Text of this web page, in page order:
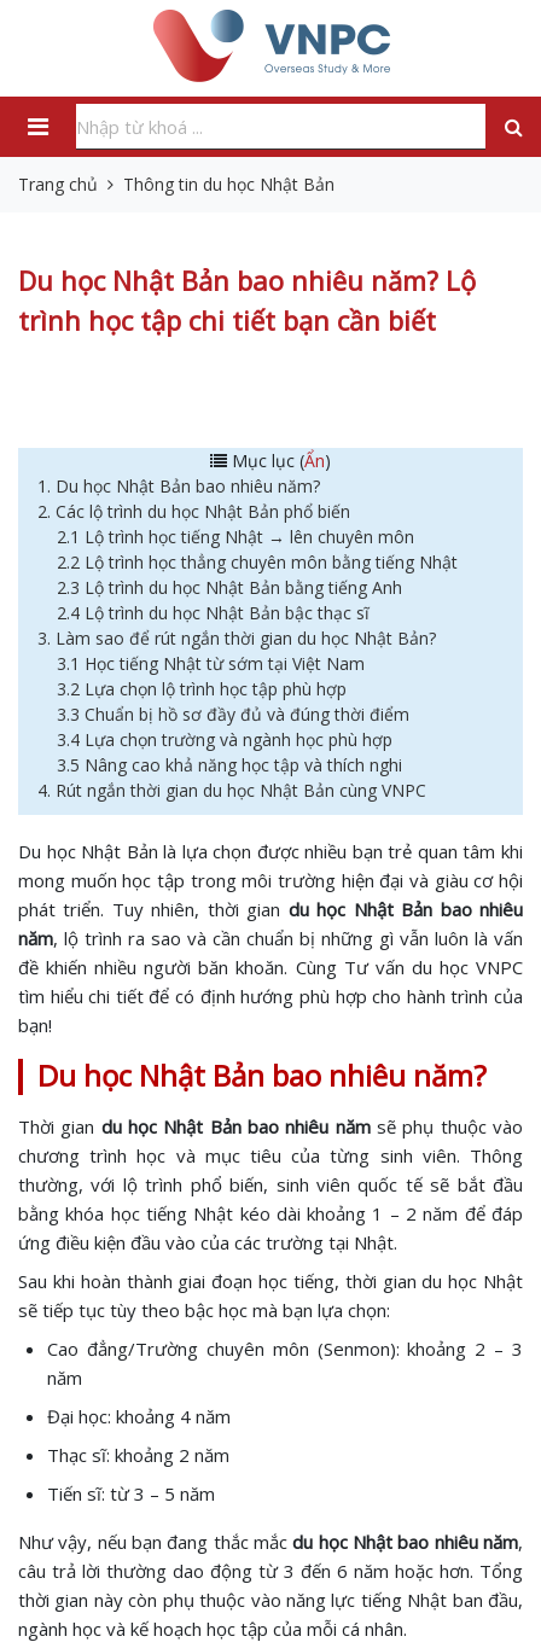
Trang chủ Thông tin du học Nhật Bản
Du học Nhật Bản bao nhiêu năm? Lộ
trình học tập chi tiết bạn cần biết
Mục lục (Ẩn)
1. Du học Nhật Bản bao nhiêu năm?
2. Các lộ trình du học Nhật Bản phổ biến
2.1 Lộ trình học tiếng Nhật → lên chuyên môn
2.2 Lộ trình học thẳng chuyên môn bằng tiếng Nhật
2.3 Lộ trình du học Nhật Bản bằng tiếng Anh
2.4 Lộ trình du học Nhật Bản bậc thạc sĩ
3. Làm sao để rút ngắn thời gian du học Nhật Bản?
3.1 Học tiếng Nhật từ sớm tại Việt Nam
3.2 Lựa chọn lộ trình học tập phù hợp
3.3 Chuẩn bị hồ sơ đầy đủ và đúng thời điểm
3.4 Lựa chọn trường và ngành học phù hợp
3.5 Nâng cao khả năng học tập và thích nghi
4. Rút ngắn thời gian du học Nhật Bản cùng VNPC
Du học Nhật Bản là lựa chọn được nhiều bạn trẻ quan tâm khi
mong muốn học tập trong môi trường hiện đại và giàu cơ hội
phát triển. Tuy nhiên, thời gian du học Nhật Bản bao nhiêu
năm, lộ trình ra sao và cần chuẩn bị những gì vẫn luôn là vấn
đề khiến nhiều người băn khoăn. Cùng Tư vấn du học VNPC
tìm hiểu chi tiết để có định hướng phù hợp cho hành trình của
bạn!
Du học Nhật Bản bao nhiêu năm?
Thời gian du học Nhật Bản bao nhiêu nămsẽ phụ thuộc vào
chương trình học và mục tiêu của từng sinh viên. Thông
thường, với lộ trình phổ biến, sinh viên quốc tế sẽ bắt đầu
bằng khóa học tiếng Nhật kéo dài khoảng 1 – 2 năm để đáp
ứng điều kiện đầu vào của các trường tại Nhật.
Sau khi hoàn thành giai đoạn học tiếng, thời gian du học Nhật
sẽ tiếp tục tùy theo bậc học mà bạn lựa chọn:
Cao đẳng/Trường chuyên môn (Senmon): khoảng 2 – 3
năm
Đại học: khoảng 4 năm
Thạc sĩ: khoảng 2 năm
Tiến sĩ: từ 3 – 5 năm
Như vậy, nếu bạn đang thắc mắcdu học Nhật bao nhiêu năm,
câu trả lời thường dao động từ 3 đến 6 năm hoặc hơn. Tổng
thời gian này còn phụ thuộc vào năng lực tiếng Nhật ban đầu,
ngành học và kế hoạch học tập của mỗi cá nhân.